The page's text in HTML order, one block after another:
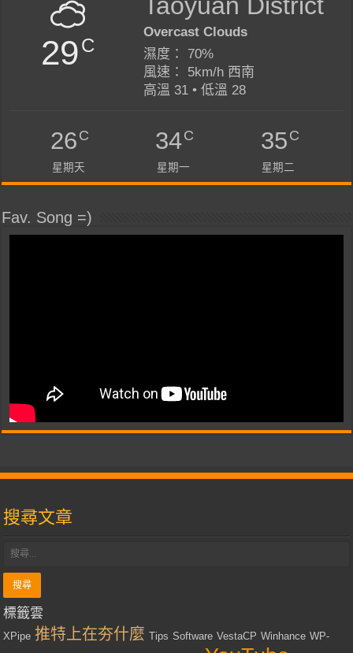
29C
Overcast Clouds
濕度： 70%
風速： 5km/h 西南
高溫 31 • 低溫 28
26C
星期天
34C
星期一
35C
星期二
Fav. Song =)
搜尋文章
標籤雲
XPipe 推特上在夯什麼 Tips Software VestaCP Winhance WP-